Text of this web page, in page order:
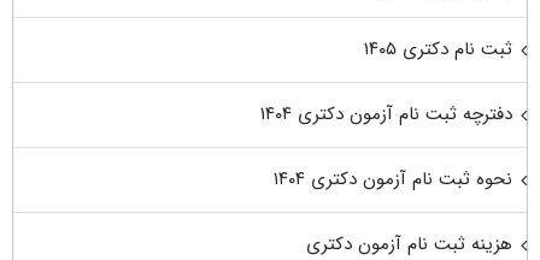
ثبت نام دکتری ۱۴۰۵
دفترچه ثبت نام آزمون دکتری ۱۴۰۴
نحوه ثبت نام آزمون دکتری ۱۴۰۴
هزینه ثبت نام آزمون دکتری